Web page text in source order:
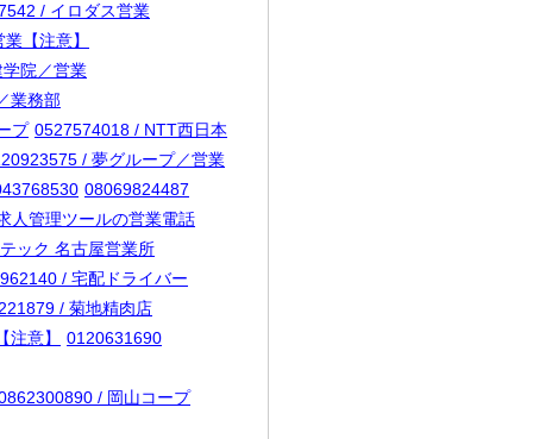
/ イロダス営業
【注意】
院／営業
業務部
プ 0527574018 / NTT西日本
/ 夢グループ／営業
08069824487
人管理ツールの営業電話
ック 名古屋営業所
/ 宅配ドライバー
/ 菊地精肉店
意】
0120631690
/ 岡山コープ